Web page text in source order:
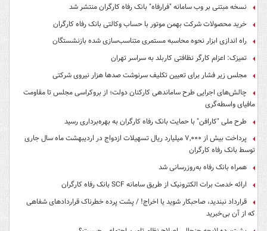
نسخه مبتنی بر وب سامانه "فرارفاه" بانک رفاه کارگران منتشر شد
خرید محصولات شرکت بهمن موتور با حساب وکالتی بانک رفاه کارگران
راه اندازی ابزار نحوه محاسبه مستمری متناسب‌سازی شده بازنشستگان
تمیزک: اعزام کارگر نظافتی کاربلد به سراسر تهران
مجلس زیر فشار برای تعیین تکلیف سرنوشت صدها هزار نیروی شرکتی
چالش‌های اجرایی طرح ساماندهی کارکنان دولت؛ از بروکراسی مجلس تا مقاومت
مافیای واسطه‌گری
طرح ملی "کارافن" با حمایت بانک رفاه کارگران به بهره‌برداری رسید
پرداخت بیش از ۷,۰۰۰ میلیارد ریال تسهیلات ازدواج در اردیبهشت ماه سال جاری
توسط بانک رفاه کارگران
همراه بانک رفاه به‌روزرسانی شد
ارائه خدمت برات الکترونیک از طریق سامانه SCF بانک رفاه کارگران
قرارداد نبندید، صاحبکار شوید یا اخراج! / پشت پرده خطرناک قراردادهای شفاهی
که از آن بی‌خبرید